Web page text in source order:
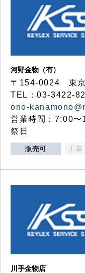
河野金物（有）
〒154-0024 東京
TEL：03-3422-
ono-
営業時間：7:00
祭日
販売可 工事
川手金物店